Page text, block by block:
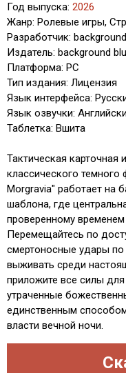
Год выпуска: 2026
Жанр: Ролевые игры,
Разработчик:
Издатель: background
Платформа: PC
Тип издания: Лицензия
Язык интерфейса:
Язык озвучки:
Таблетка: Вшита
Тактическая карточная
классического
Morgravia" работает на
шаблона, где
проверенному
Перемещайтесь по
смертоносные удары по
выживать среди
приложите все силы
утраченные
единственным
власти вечной ночи.